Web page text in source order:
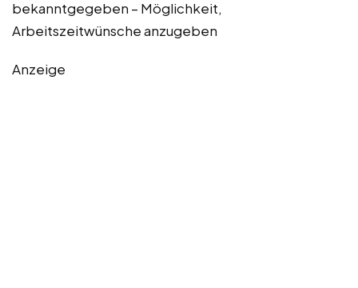
bekanntgegeben – Möglichkeit,
Arbeitszeitwünsche anzugeben
Anzeige